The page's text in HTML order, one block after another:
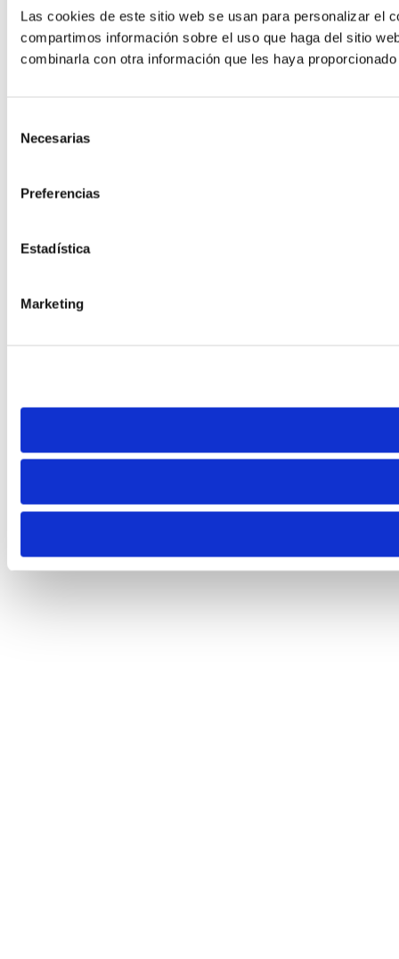
Las cookies de este sitio web se usan para personalizar el
compartimos información sobre el uso que haga del sitio
combinarla con otra información que les haya
Necesarias
Preferencias
Estadística
Marketing